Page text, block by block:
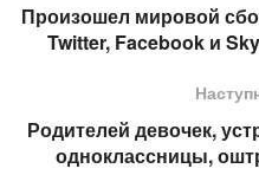
Произошел мировой
Twitter, Facebook и
Родителей девочек,
одноклассницы,